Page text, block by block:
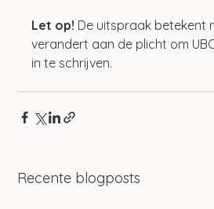
Let op! De uitspraak betekent
verandert aan de plicht om
in te schrijven.
Recente blogposts